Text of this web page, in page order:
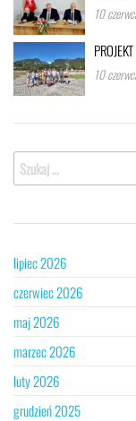
10
10
Szukaj:
lipiec 2026
czerwiec 2026
maj 2026
marzec 2026
luty 2026
grudzień 2025